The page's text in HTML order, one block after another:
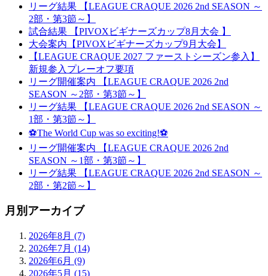
リーグ結果 【LEAGUE CRAQUE 2026 2nd SEASON ～
2部・第3節～】
試合結果 【PIVOXビギナーズカップ8月大会 】
大会案内【PIVOXビギナーズカップ9月大会】
【LEAGUE CRAQUE 2027 ファーストシーズン参入】
新規参入プレーオフ要項
リーグ開催案内 【LEAGUE CRAQUE 2026 2nd
SEASON ～2部・第3節～】
リーグ結果 【LEAGUE CRAQUE 2026 2nd SEASON ～
1部・第3節～】
⚽The World Cup was so exciting!⚽
リーグ開催案内 【LEAGUE CRAQUE 2026 2nd
SEASON ～1部・第3節～】
リーグ結果 【LEAGUE CRAQUE 2026 2nd SEASON ～
2部・第2節～】
月別アーカイブ
2026年8月 (7)
2026年7月 (14)
2026年6月 (9)
2026年5月 (15)